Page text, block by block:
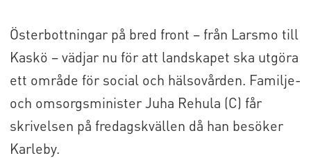
Österbottningar på bred front – från Larsmo till
Kaskö – vädjar nu för att landskapet ska utgöra
ett område för social och hälsovården. Familje-
och omsorgsminister Juha Rehula (C) får
skrivelsen på fredagskvällen då han besöker
Karleby.